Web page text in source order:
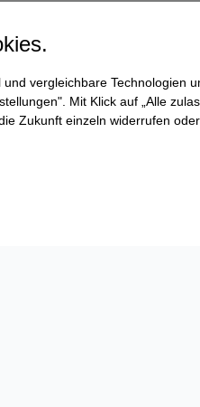
und vergleichbare Technologien
Mit Klick auf „Alle
Zukunft einzeln widerrufen oder